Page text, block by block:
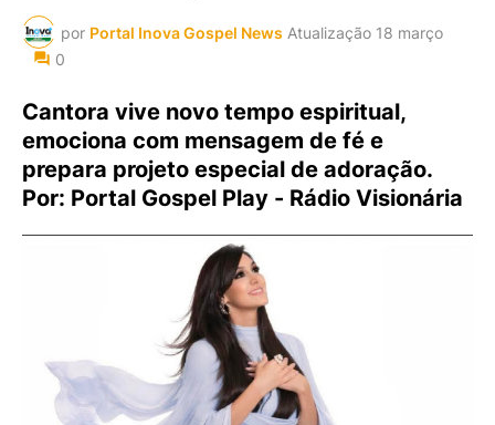
por Portal Inova Gospel News Atualização 18 março
0
Cantora vive novo tempo espiritual,
emociona com mensagem de fé e
prepara projeto especial de adoração.
Por: Portal Gospel Play - Rádio Visionária